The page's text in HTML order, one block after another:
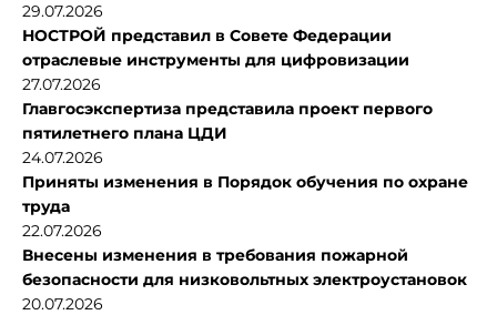
29.07.2026
НОСТРОЙ представил в Совете Федерации
отраслевые инструменты для цифровизации
27.07.2026
Главгосэкспертиза представила проект первого
пятилетнего плана ЦДИ
24.07.2026
Приняты изменения в Порядок обучения по охране
труда
22.07.2026
Внесены изменения в требования пожарной
безопасности для низковольтных электроустановок
20.07.2026